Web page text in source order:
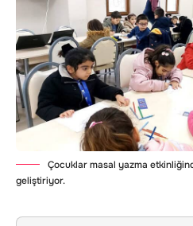
Çocuklar masal yazma
geliştiriyor.